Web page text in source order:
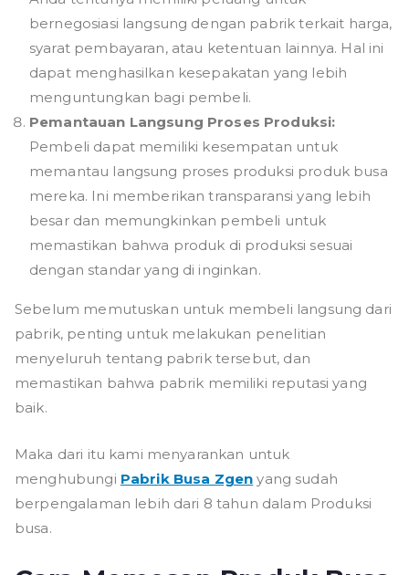
bernegosiasi langsung dengan pabrik terkait harga,
syarat pembayaran, atau ketentuan lainnya. Hal ini
dapat menghasilkan kesepakatan yang lebih
menguntungkan bagi pembeli.
Pemantauan Langsung Proses Produksi:
Pembeli dapat memiliki kesempatan untuk
memantau langsung proses produksi produk busa
mereka. Ini memberikan transparansi yang lebih
besar dan memungkinkan pembeli untuk
memastikan bahwa produk di produksi sesuai
dengan standar yang di inginkan.
Sebelum memutuskan untuk membeli langsung dari
pabrik, penting untuk melakukan penelitian
menyeluruh tentang pabrik tersebut, dan
memastikan bahwa pabrik memiliki reputasi yang
baik.
Maka dari itu kami menyarankan untuk
menghubungi Pabrik Busa Zgen yang sudah
berpengalaman lebih dari 8 tahun dalam Produksi
busa.